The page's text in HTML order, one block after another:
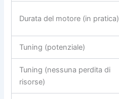
Durata del motore (in pratica)
Tuning (potenziale)
Tuning (nessuna perdita di
risorse)